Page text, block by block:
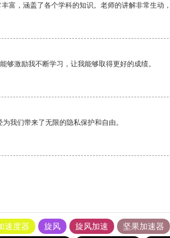
富，涵盖了各个学科的知识。老师的讲解非常生动
够激励我不断学习，让我能够取得更好的成绩。
我们带来了无限的隐私保护和自由。
速度器 旋风 旋风加速 坚果加速器